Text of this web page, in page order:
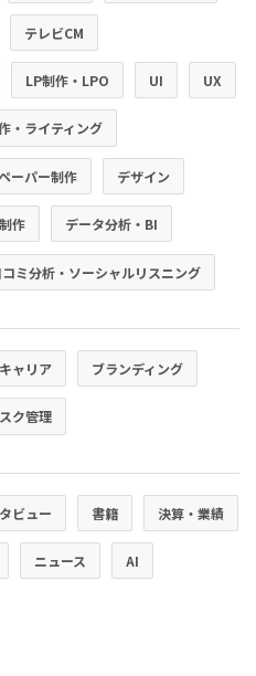
テレビCM
LP制作・LPO UI UX
・ライティング
ーパー制作 デザイン
作 データ分析・BI
コミ分析・ソーシャルリスニング
キャリア ブランディング
ク管理
ビュー 書籍 決算・業績
ニュース AI